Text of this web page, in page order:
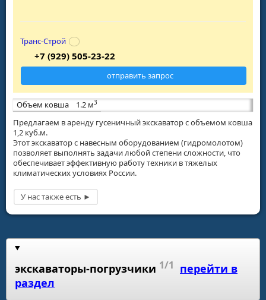
Объем ковша 1.2 м3
Предлагаем в аренду гусеничный экскаватор с объемом ковша
1,2 куб.м.
Этот экскаватор с навесным оборудованием (гидромолотом)
позволяет выполнять задачи любой степени сложности, что
обеспечивает эффективную работу техники в тяжелых
климатических условиях России.
Транс-Строй
+7 (929) 505-23-22
отправить запрос
экскаваторы-погрузчики 1/1 перейти в
раздел